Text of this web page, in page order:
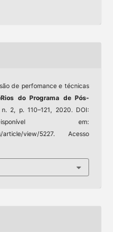
de perfomance e técnicas
do Programa de Pós-
2, p. 110–121, 2020. DOI:
Disponível em:
article/view/5227. Acesso